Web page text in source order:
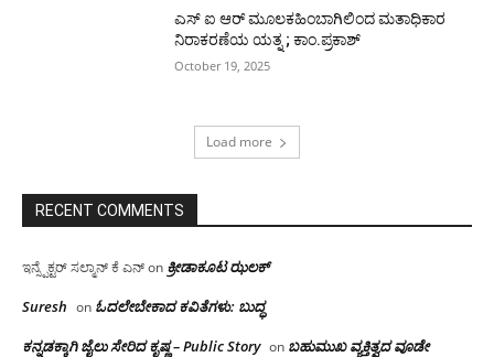
ಎಸ್ ಐ ಆರ್ ಮೂಲಕಹಿಂಬಾಗಿಲಿಂದ ಮತಾಧಿಕಾರ
ನಿರಾಕರಣೆಯ ಯತ್ನ ; ಕಾಂ.ಪ್ರಕಾಶ್
October 19, 2025
Load more
RECENT COMMENTS
ಇನ್ಸ್ಪೆಕ್ಟರ್ ಸಲ್ಮಾನ್ ಕೆ ಎನ್on ಕ್ರೀಡಾಕೂಟ ಝಲಕ್
Suresh on ಓದಲೇಬೇಕಾದ‌ ಕವಿತೆಗಳು: ಬುದ್ಧ
ಕನ್ನಡಕ್ಕಾಗಿ ಜೈಲು ಸೇರಿದ ಕೃಷ್ಣ – Public Story on ಬಹುಮುಖ ವ್ಯಕ್ತಿತ್ವದ ವೂಡೇ